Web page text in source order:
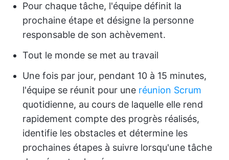
Pour chaque tâche, l'équipe définit la
prochaine étape et désigne la personne
responsable de son achèvement.
Tout le monde se met au travail
Une fois par jour, pendant 10 à 15 minutes,
l'équipe se réunit pour une réunion Scrum
quotidienne, au cours de laquelle elle rend
rapidement compte des progrès réalisés,
identifie les obstacles et détermine les
prochaines étapes à suivre lorsqu'une tâche